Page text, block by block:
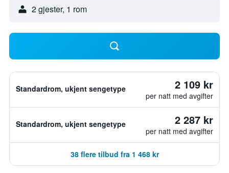
2 gjester, 1 rom
Standardrom, ukjent sengetype 2 109 kr
per natt med avgifter
Standardrom, ukjent sengetype 2 287 kr
per natt med avgifter
38 flere tilbud fra 1 468 kr